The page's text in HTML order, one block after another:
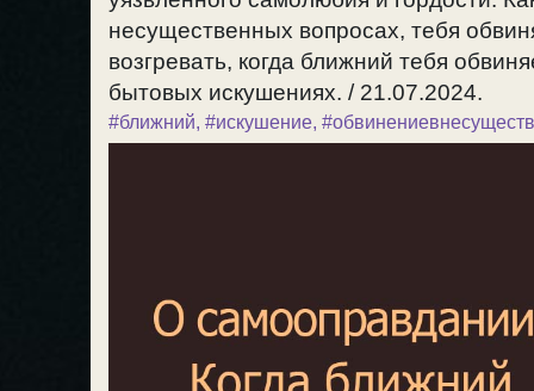
несущественных вопросах, тебя
возгревать, когда ближний тебя
бытовых искушениях. / 21.07.2024.
#ближний, #искушение,